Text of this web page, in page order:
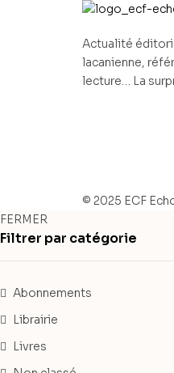
Actualité
lacanienne,
lecture… La
© 2025 ECF
FERMER
Filtrer par catégorie
Abonnements
Librairie
Livres